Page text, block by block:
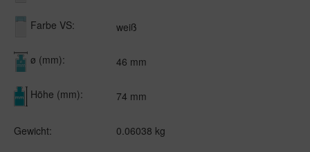
Farbe VS: weiß
ø (mm): 46 mm
Höhe (mm): 74 mm
Gewicht: 0.06038 kg